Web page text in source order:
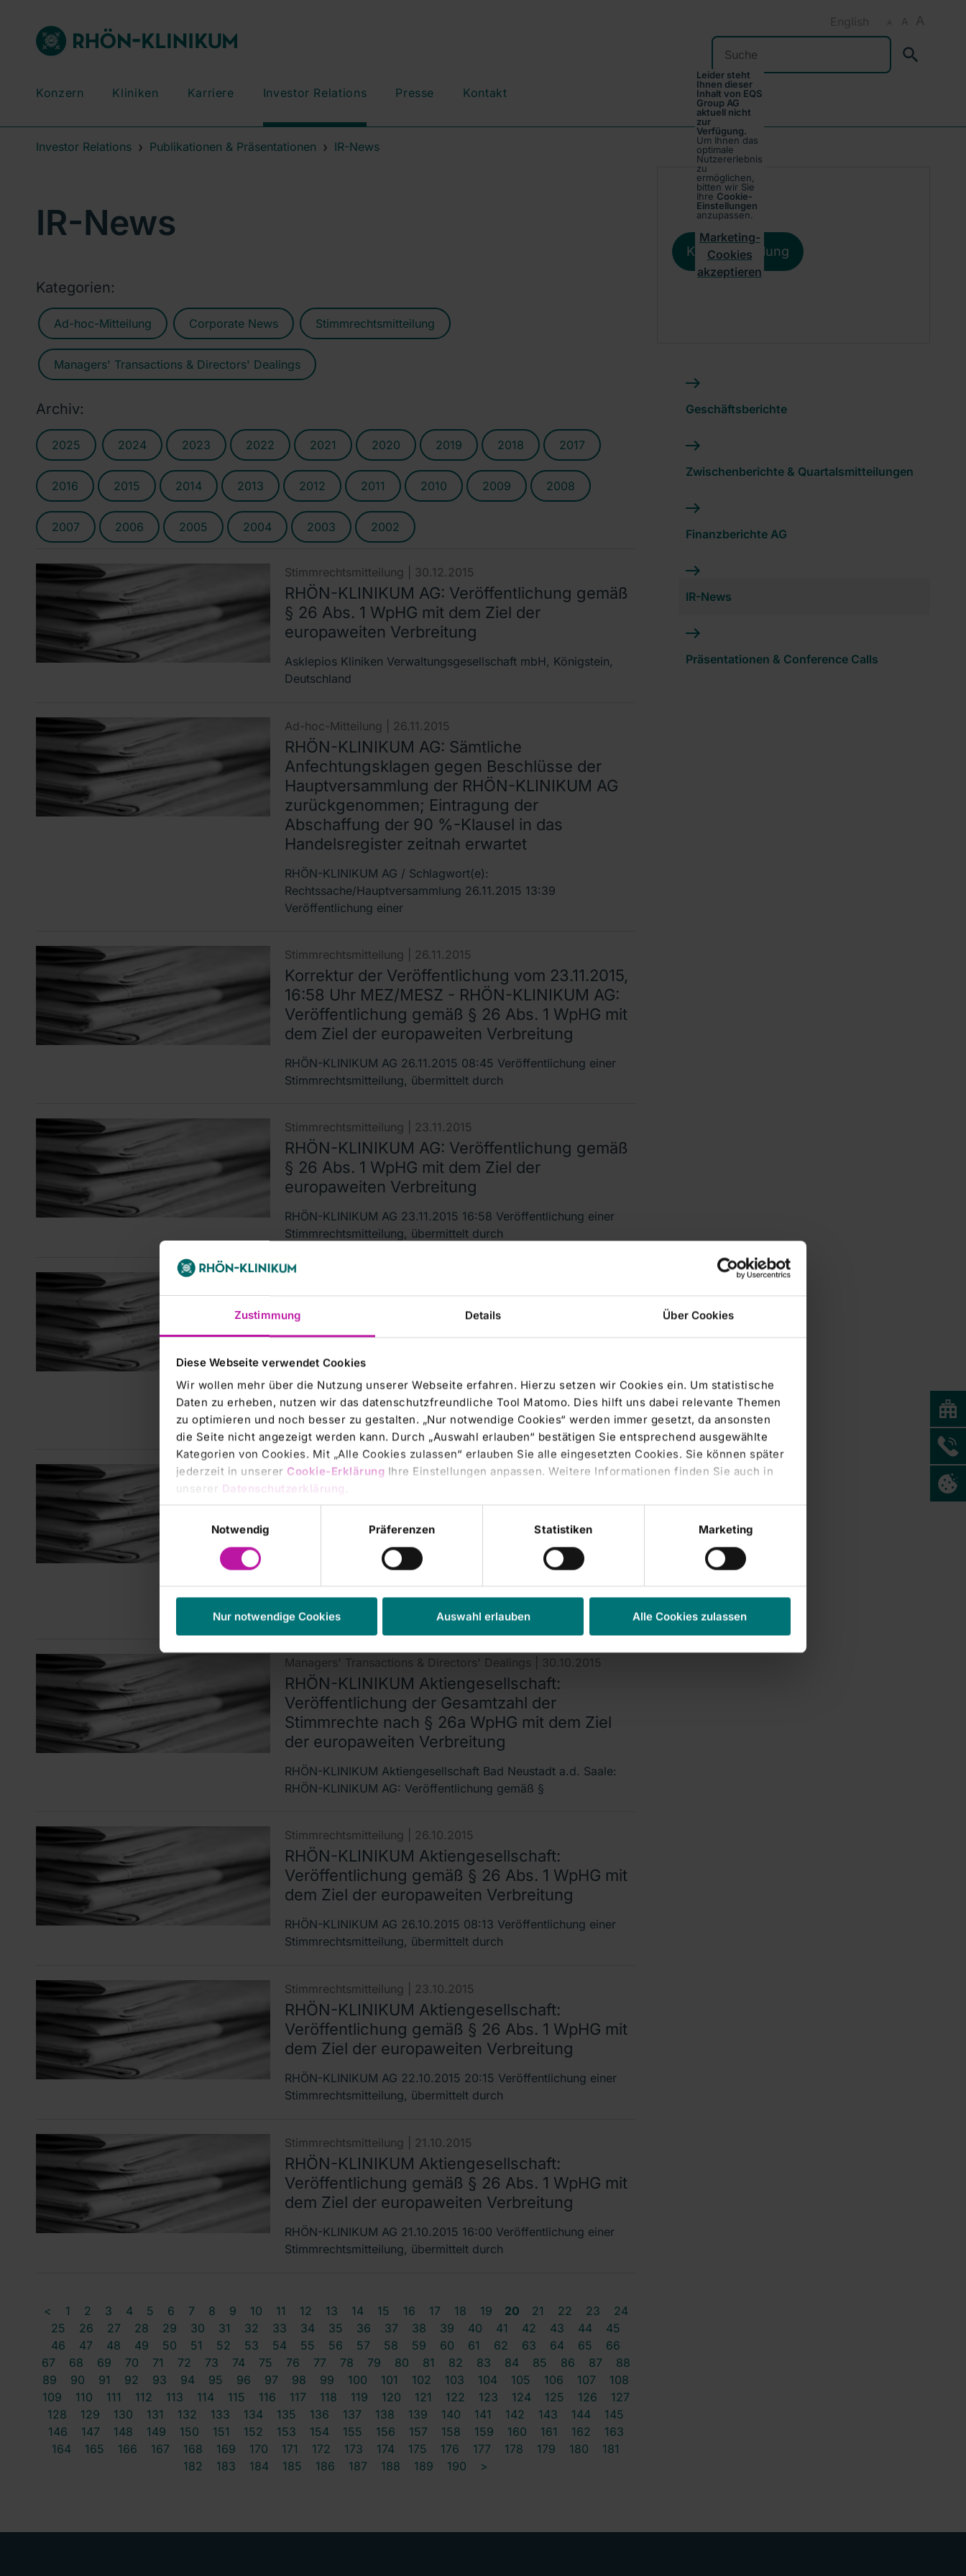
Zustimmung Details Über Cookies
Diese Webseite verwendet Cookies
Wir wollen mehr über die Nutzung unserer Webseite erfahren. Hierzu setzen wir Cookies ein. Um statistische
Daten zu erheben, nutzen wir das datenschutzfreundliche Tool Matomo. Dies hilft uns dabei relevante Themen
zu optimieren und noch besser zu gestalten. „Nur notwendige Cookies“ werden immer gesetzt, da ansonsten
die Seite nicht angezeigt werden kann. Durch „Auswahl erlauben“ bestätigen Sie entsprechend ausgewählte
Kategorien von Cookies. Mit „Alle Cookies zulassen“ erlauben Sie alle eingesetzten Cookies. Sie können später
jederzeit in unserer Cookie-Erklärung Ihre Einstellungen anpassen. Weitere Informationen finden Sie auch in
unserer Datenschutzerklärung
Einwilligungsauswahl
Notwendig
Präferenzen Statistiken Marketing
Nur notwendige Cookies Auswahl erlauben Alle Cookies zulassen
A A A
English
Suchen
Konzern Kliniken Karriere Investor Relations Presse Kontakt
Investor Relations Publikationen & Präsentationen IR-News
IR-News
Kategorien:
Ad-hoc-Mitteilung Corporate News Stimmrechtsmitteilung
Managers' Transactions & Directors' Dealings
Archiv:
2025 2024 2023 2022 2021 2020 2019 2018 2017
2016 2015 2014 2013 2012 2011 2010 2009 2008
2007 2006 2005 2004 2003 2002
Stimmrechtsmitteilung | 30.12.2015
RHÖN-KLINIKUM AG: Veröffentlichung gemäß
§ 26 Abs. 1 WpHG mit dem Ziel der
europaweiten Verbreitung
Asklepios Kliniken Verwaltungsgesellschaft mbH, Königstein,
Deutschland
Ad-hoc-Mitteilung | 26.11.2015
RHÖN-KLINIKUM AG: Sämtliche
Anfechtungsklagen gegen Beschlüsse der
Hauptversammlung der RHÖN-KLINIKUM AG
zurückgenommen; Eintragung der
Abschaffung der 90 %-Klausel in das
Handelsregister zeitnah erwartet
RHÖN-KLINIKUM AG / Schlagwort(e):
Rechtssache/Hauptversammlung 26.11.2015 13:39
Veröffentlichung einer
Stimmrechtsmitteilung | 26.11.2015
Korrektur der Veröffentlichung vom 23.11.2015,
16:58 Uhr MEZ/MESZ - RHÖN-KLINIKUM AG:
Veröffentlichung gemäß § 26 Abs. 1 WpHG mit
dem Ziel der europaweiten Verbreitung
RHÖN-KLINIKUM AG 26.11.2015 08:45 Veröffentlichung einer
Stimmrechtsmitteilung, übermittelt durch
Stimmrechtsmitteilung | 23.11.2015
RHÖN-KLINIKUM AG: Veröffentlichung gemäß
§ 26 Abs. 1 WpHG mit dem Ziel der
europaweiten Verbreitung
RHÖN-KLINIKUM AG 23.11.2015 16:58 Veröffentlichung einer
Stimmrechtsmitteilung, übermittelt durch
RHÖN-KLINIKUM AG: Zwischenbericht zum
dritten Quartal 2015: Geschäft entwickelt sich
planmäßig - zweites Aktienrückkaufprogramm
abgeschlossen - neuer Ressortzuschnitt im
Vorstand
DGAP-News: RHÖN-KLINIKUM AG / Schlagwort(e):
Quartalsergebnis/Quartalsergebnis2015-11-06 / 07:00 Corporate
Corporate News |05.11.2015
RHÖN-KLINIKUM AG stellt sich organisatorisch
erweitert Vorstand - Anpassung der
Ressortverantwortung und Vertragslaufzeiten
Personalie/Personalie2015-11-05 / 16:30 Corporate NewsRHÖN-
KLINIKUM
Managers' Transactions & Directors' Dealings | 30.10.2015
RHÖN-KLINIKUM Aktiengesellschaft:
Veröffentlichung der Gesamtzahl der
Stimmrechte nach § 26a WpHG mit dem Ziel
der europaweiten Verbreitung
RHÖN-KLINIKUM Aktiengesellschaft Bad Neustadt a.d. Saale:
RHÖN-KLINIKUM AG: Veröffentlichung gemäß §
Stimmrechtsmitteilung | 26.10.2015
RHÖN-KLINIKUM Aktiengesellschaft:
Veröffentlichung gemäß § 26 Abs. 1 WpHG mit
dem Ziel der europaweiten Verbreitung
RHÖN-KLINIKUM AG 26.10.2015 08:13 Veröffentlichung einer
Stimmrechtsmitteilung, übermittelt durch
Stimmrechtsmitteilung | 23.10.2015
RHÖN-KLINIKUM Aktiengesellschaft:
Veröffentlichung gemäß § 26 Abs. 1 WpHG mit
dem Ziel der europaweiten Verbreitung
RHÖN-KLINIKUM AG 22.10.2015 20:15 Veröffentlichung einer
Stimmrechtsmitteilung, übermittelt durch
Stimmrechtsmitteilung | 21.10.2015
RHÖN-KLINIKUM Aktiengesellschaft:
Veröffentlichung gemäß § 26 Abs. 1 WpHG mit
dem Ziel der europaweiten Verbreitung
RHÖN-KLINIKUM AG 21.10.2015 16:00 Veröffentlichung einer
Stimmrechtsmitteilung, übermittelt durch
< 1 2 3 4 5 6 7 8 9 10 11 12 13 14 15 16 17 18 19 20 21 22 23
24
25
26 27 28 29 30 31 32 33 34 35 36 37 38 39 40 41 42 43 44
45
46
47 48 49 50 51 52 53 54 55 56 57 58 59 60 61 62 63 64 65
66
67
68 69 70 71 72 73 74 75 76 77 78 79 80 81 82 83 84 85 86 87
88
89
90 91 92 93 94 95 96 97 98 99 100 101 102 103 104 105 106 107
108
109
110 111 112 113 114 115 116 117 118 119 120 121 122 123 124 125 126
127
128
129 130 131 132 133 134 135 136 137 138 139 140 141 142 143 144
145
146
147 148 149 150 151 152 153 154 155 156 157 158 159 160 161 162
163
164
165 166 167 168 169 170 171 172 173 174 175 176 177 178 179 180
181
182
183 184 185 186 187 188 189 190 >
Leider steht
Ihnen dieser
Inhalt von EQS
Group AG
aktuell nicht
zur
Verfügung.
Um Ihnen das
optimale
Nutzererlebnis
zu
ermöglichen,
bitten wir Sie
Ihre Cookie-
Einstellungen
anzupassen.
Marketing-
Cookies
akzeptieren
Kursentwicklung
Geschäftsberichte
Zwischenberichte & Quartalsmitteilungen
Finanzberichte AG
IR-News
Präsentationen & Conference Calls